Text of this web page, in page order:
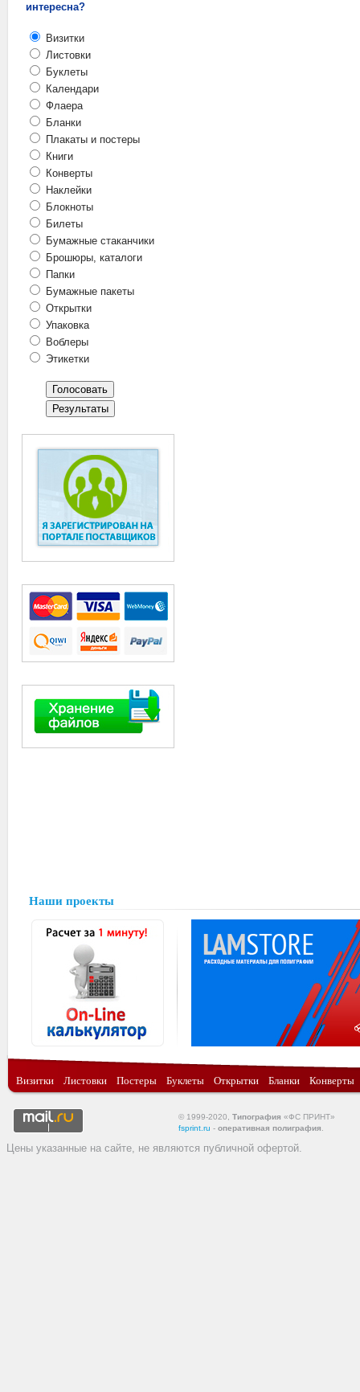
интересна?
Визитки
Листовки
Буклеты
Календари
Флаера
Бланки
Плакаты и постеры
Книги
Конверты
Наклейки
Блокноты
Билеты
Бумажные стаканчики
Брошюры, каталоги
Папки
Бумажные пакеты
Открытки
Упаковка
Воблеры
Этикетки
Наши проекты
Визитки Листовки Постеры Буклеты Открытки Бланки Конверты
© 1999-2020, Типография «ФС ПРИНТ»
fsprint.ru - оперативная полиграфия
Цены указанные на сайте, не являются публичной офертой.